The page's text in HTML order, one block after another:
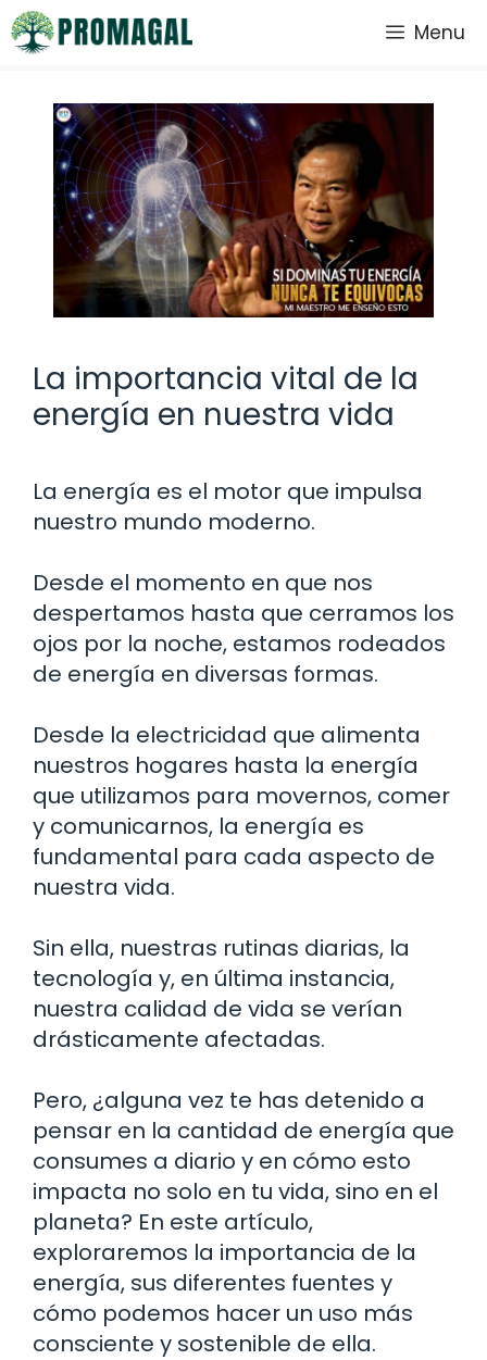
Saltar
al
Menu
La importancia vital de la
energía en nuestra vida
La energía es el motor que impulsa
nuestro mundo moderno.
Desde el momento en que nos
despertamos hasta que cerramos los
ojos por la noche, estamos rodeados
de energía en diversas formas.
Desde la electricidad que alimenta
nuestros hogares hasta la energía
que utilizamos para movernos, comer
y comunicarnos, la energía es
fundamental para cada aspecto de
nuestra vida.
Sin ella, nuestras rutinas diarias, la
tecnología y, en última instancia,
nuestra calidad de vida se verían
drásticamente afectadas.
Pero, ¿alguna vez te has detenido a
pensar en la cantidad de energía que
consumes a diario y en cómo esto
impacta no solo en tu vida, sino en el
planeta? En este artículo,
exploraremos la importancia de la
energía, sus diferentes fuentes y
cómo podemos hacer un uso más
consciente y sostenible de ella.